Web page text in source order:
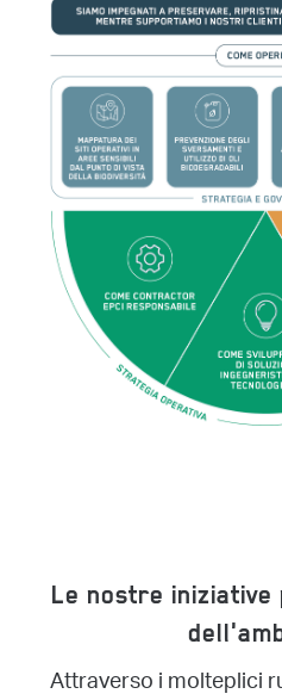
Le nostre iniziative
Attraverso i molteplici